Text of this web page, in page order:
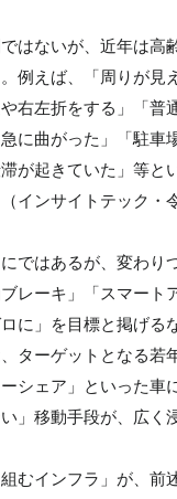
はないが、近年は
例えば、「周りが
右左折をする」「普
急に曲がった」「駐
が起きていた」等
インサイトテック・
ではあるが、変わ
レーキ」「スマー
に」を目標と掲げ
ターゲットとなる若
ーシェア」といった
」移動手段が、広く
むインフラ」が、